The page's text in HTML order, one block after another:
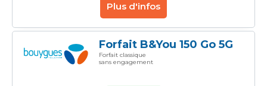
Plus d'infos
Forfait B&You 150 Go 5G
Forfait classique
sans engagement